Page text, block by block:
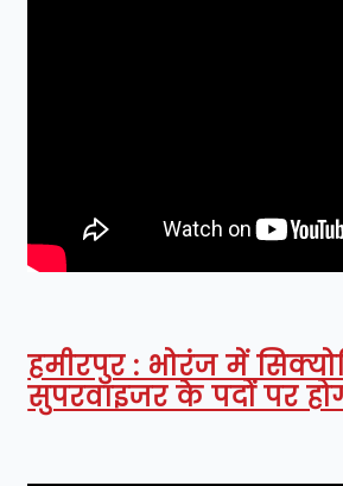
हमीरपुर : भोरंज में
सुपरवाइजर के पदों पर